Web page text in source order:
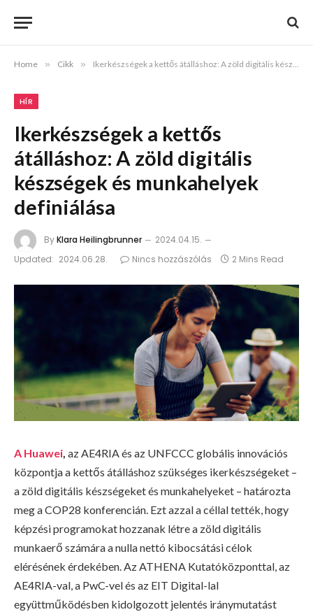
Home » Cikk » Ikerkészségek a kettős átálláshoz: A zöld digitális készségek és munkahelyek definiálása
HÍR
Ikerkészségek a kettős
átálláshoz: A zöld digitális
készségek és munkahelyek
definiálása
ByKlara Heilingbrunner
2024.04.15.
Updated: 2024.06.28. Nincs hozzászólás 2 Mins Read
A Huawei, az AE4RIA és az UNFCCC globális innovációs
központja a kettős átálláshoz szükséges ikerkészségeket –
a zöld digitális készségeket és munkahelyeket – határozta
meg a COP28 konferencián. Ezt azzal a céllal tették, hogy
képzési programokat hozzanak létre a zöld digitális
munkaerő számára a nulla nettó kibocsátási célok
elérésének érdekében. Az ATHENA Kutatóközponttal, az
AE4RIA-val, a PwC-vel és az EIT Digital-lal
együttműködésben kidolgozott jelentés iránymutatást